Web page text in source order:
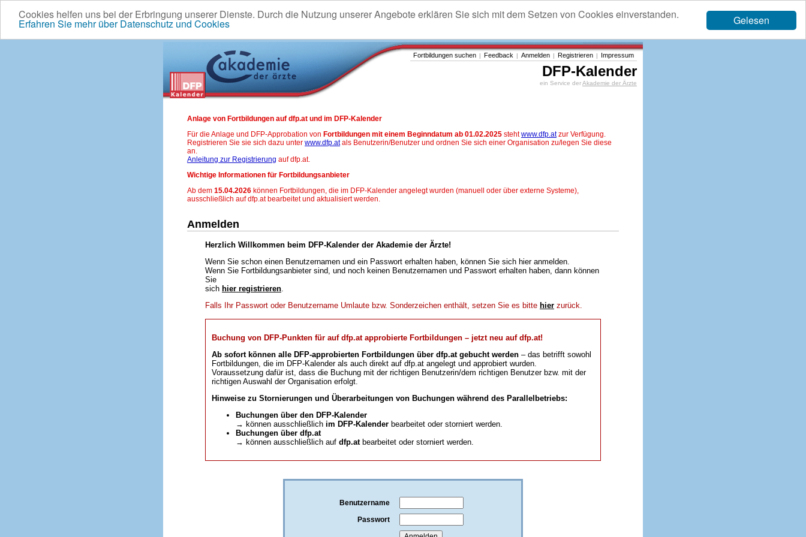
Gelesen
Cookies helfen uns bei der Erbringung unserer Dienste. Durch die Nutzung unserer Angebote erklären Sie sich mit dem Setzen von Cookies einverstanden.
Erfahren Sie mehr über Datenschutz und Cookies
Fortbildungen suchen | Feedback | Anmelden | Registrieren | Impressum
DFP-Kalender
ein Service derAkademie der Ärzte
Anlage von Fortbildungen auf dfp.at und im DFP-Kalender
Für die Anlage und DFP-Approbation von Fortbildungen mit einem Beginndatum ab 01.02.2025 stehtwww.dfp.atzur Verfügung.
Registrieren Sie sie sich dazu unter www.dfp.atals Benutzerin/Benutzer und ordnen Sie sich einer Organisation zu/legen Sie diese
an.
Anleitung zur Registrierung auf dfp.at.
Wichtige Informationen für Fortbildungsanbieter
Ab dem 15.04.2026 können Fortbildungen, die im DFP-Kalender angelegt wurden (manuell oder über externe Systeme),
ausschließlich auf dfp.at bearbeitet und aktualisiert werden.
Anmelden
Herzlich Willkommen beim DFP-Kalender der Akademie der Ärzte!
Wenn Sie schon einen Benutzernamen und ein Passwort erhalten haben, können Sie sich hier anmelden.
Wenn Sie Fortbildungsanbieter sind, und noch keinen Benutzernamen und Passwort erhalten haben, dann können
Sie
sich hier registrieren.
Falls Ihr Passwort oder Benutzername Umlaute bzw. Sonderzeichen enthält, setzen Sie es bitte hier zurück.
Buchung von DFP-Punkten für auf dfp.at approbierte Fortbildungen – jetzt neu auf dfp.at!
Ab sofort können alle DFP-approbierten Fortbildungen über dfp.at gebucht werden – das betrifft sowohl
Fortbildungen, die im DFP-Kalender als auch direkt auf dfp.at angelegt und approbiert wurden.
Voraussetzung dafür ist, dass die Buchung mit der richtigen Benutzerin/dem richtigen Benutzer bzw. mit der
richtigen Auswahl der Organisation erfolgt.
Hinweise zu Stornierungen und Überarbeitungen von Buchungen während des Parallelbetriebs:
Buchungen über den DFP-Kalender
→ können ausschließlich im DFP-Kalender bearbeitet oder storniert werden.
Buchungen über dfp.at
→ können ausschließlich auf dfp.atbearbeitet oder storniert werden.
Benutzername
Passwort